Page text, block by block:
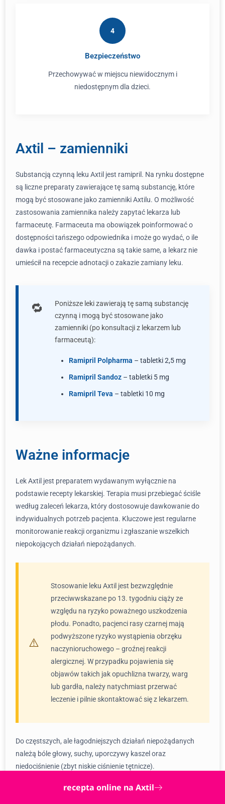
4
Bezpieczeństwo
Przechowywać w miejscu niewidocznym i
niedostępnym dla dzieci.
Axtil – zamienniki
Substancją czynną leku Axtil jest ramipril. Na rynku dostępne
są liczne preparaty zawierające tę samą substancję, które
mogą być stosowane jako zamienniki Axtilu. O możliwość
zastosowania zamiennika należy zapytać lekarza lub
farmaceutę. Farmaceuta ma obowiązek poinformować o
dostępności tańszego odpowiednika i może go wydać, o ile
dawka i postać farmaceutyczna są takie same, a lekarz nie
umieścił na recepcie adnotacji o zakazie zamiany leku.
Poniższe leki zawierają tę samą substancję
czynną i mogą być stosowane jako
zamienniki (po konsultacji z lekarzem lub
farmaceutą):
Ramipril Polpharma – tabletki 2,5 mg
Ramipril Sandoz – tabletki 5 mg
Ramipril Teva – tabletki 10 mg
Ważne informacje
Lek Axtil jest preparatem wydawanym wyłącznie na
podstawie recepty lekarskiej. Terapia musi przebiegać ściśle
według zaleceń lekarza, który dostosowuje dawkowanie do
indywidualnych potrzeb pacjenta. Kluczowe jest regularne
monitorowanie reakcji organizmu i zgłaszanie wszelkich
niepokojących działań niepożądanych.
Stosowanie leku Axtil jest bezwzględnie
przeciwwskazane po 13. tygodniu ciąży ze
względu na ryzyko poważnego uszkodzenia
płodu. Ponadto, pacjenci rasy czarnej mają
podwyższone ryzyko wystąpienia obrzęku
naczynioruchowego – groźnej reakcji
alergicznej. W przypadku pojawienia się
objawów takich jak opuchlizna twarzy, warg
lub gardła, należy natychmiast przerwać
leczenie i pilnie skontaktować się z lekarzem.
Do częstszych, ale łagodniejszych działań niepożądanych
należą bóle głowy, suchy, uporczywy kaszel oraz
niedociśnienie (zbyt niskie ciśnienie tętnicze).
recepta online na Axtil